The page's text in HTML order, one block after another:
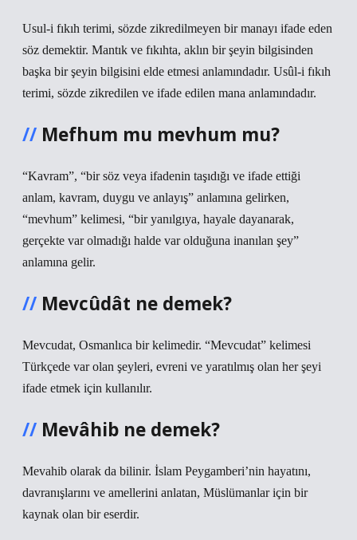
Usul-i fıkıh terimi, sözde zikredilmeyen bir manayı ifade eden
söz demektir. Mantık ve fıkıhta, aklın bir şeyin bilgisinden
başka bir şeyin bilgisini elde etmesi anlamındadır. Usûl-i fıkıh
terimi, sözde zikredilen ve ifade edilen mana anlamındadır.
Mefhum mu mevhum mu?
“Kavram”, “bir söz veya ifadenin taşıdığı ve ifade ettiği
anlam, kavram, duygu ve anlayış” anlamına gelirken,
“mevhum” kelimesi, “bir yanılgıya, hayale dayanarak,
gerçekte var olmadığı halde var olduğuna inanılan şey”
anlamına gelir.
Mevcûdât ne demek?
Mevcudat, Osmanlıca bir kelimedir. “Mevcudat” kelimesi
Türkçede var olan şeyleri, evreni ve yaratılmış olan her şeyi
ifade etmek için kullanılır.
Mevâhib ne demek?
Mevahib olarak da bilinir. İslam Peygamberi’nin hayatını,
davranışlarını ve amellerini anlatan, Müslümanlar için bir
kaynak olan bir eserdir.